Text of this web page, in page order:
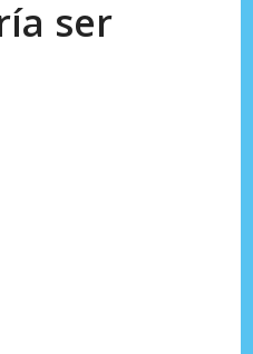
AGOSTO 6, 2026
ser